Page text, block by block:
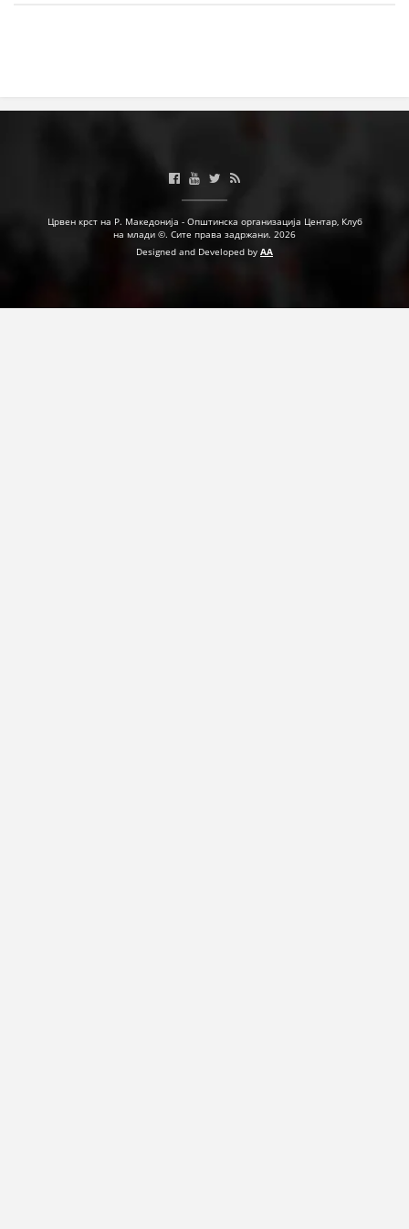
ЗДРАВСТВЕНО ПРЕВЕНТИВНА ДЕЈНОСТ
ПРВА ПОМОШ
КРВОДАРИТЕЛСТВО
МЕНАЏМЕНТ НА ВОЛОНТЕРИ
Црвен крст на Р. Македонија - Општинска организација Центар, Клуб
на млади ©. Сите права задржани. 2026
Designed and Developed by AA